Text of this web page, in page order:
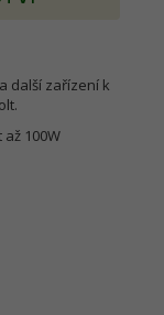
další zařízení k
100W